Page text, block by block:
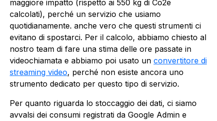
maggiore impatto (rispetto ai 550 kg di Co2e
calcolati), perché un servizio che usiamo
quotidianamente. anche vero che questi strumenti ci
evitano di spostarci. Per il calcolo, abbiamo chiesto al
nostro team di fare una stima delle ore passate in
videochiamata e abbiamo poi usato un convertitore di
streaming video, perché non esiste ancora uno
strumento dedicato per questo tipo di servizio.
Per quanto riguarda lo stoccaggio dei dati, ci siamo
avvalsi dei consumi registrati da Google Admin e